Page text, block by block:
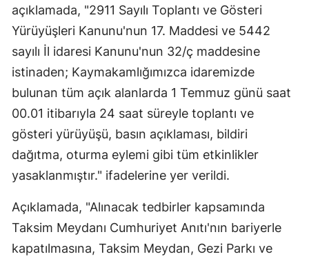
açıklamada, "2911 Sayılı Toplantı ve Gösteri
Yürüyüşleri Kanunu'nun 17. Maddesi ve 5442
sayılı İl idaresi Kanunu'nun 32/ç maddesine
istinaden; Kaymakamlığımızca idaremizde
bulunan tüm açık alanlarda 1 Temmuz günü saat
00.01 itibarıyla 24 saat süreyle toplantı ve
gösteri yürüyüşü, basın açıklaması, bildiri
dağıtma, oturma eylemi gibi tüm etkinlikler
yasaklanmıştır." ifadelerine yer verildi.
Açıklamada, "Alınacak tedbirler kapsamında
Taksim Meydanı Cumhuriyet Anıtı'nın bariyerle
kapatılmasına, Taksim Meydan, Gezi Parkı ve